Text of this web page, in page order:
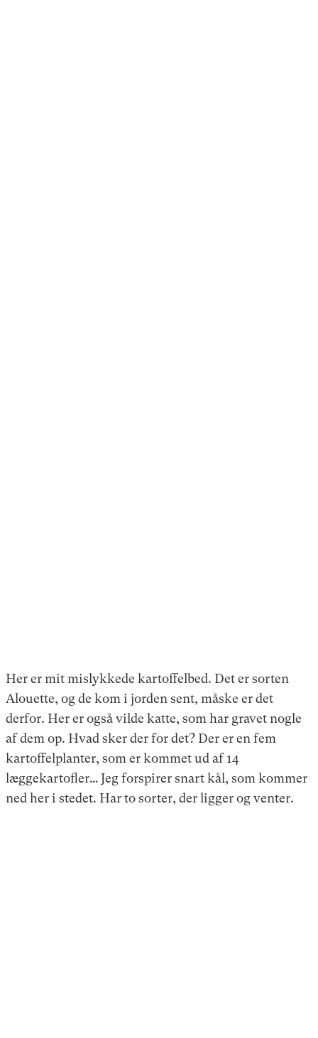
Her er mit mislykkede kartoffelbed. Det er sorten
Alouette, og de kom i jorden sent, måske er det
derfor. Her er også vilde katte, som har gravet nogle
af dem op. Hvad sker der for det? Der er en fem
kartoffelplanter, som er kommet ud af 14
læggekartofler… Jeg forspirer snart kål, som kommer
ned her i stedet. Har to sorter, der ligger og venter.